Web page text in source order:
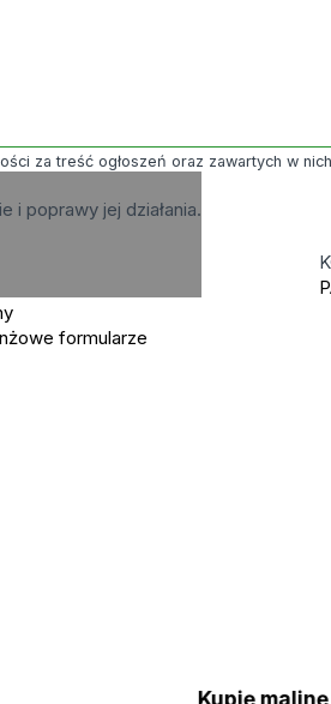
za treść ogłoszeń oraz zawartych w
Kupię
i poprawy jej działania.
formularze